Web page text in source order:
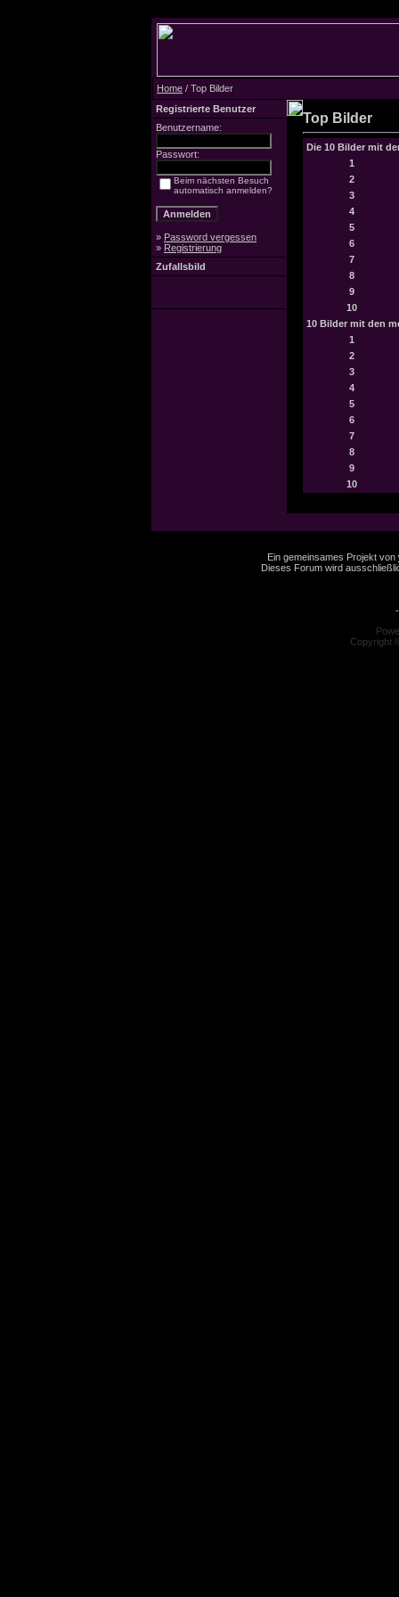
Home / Top Bilder
Registrierte Benutzer
Benutzername:
Passwort:
Beim nächsten Besuch
automatisch anmelden?
» Password vergessen
» Registrierung
Zufallsbild
Top Bilder
Die 10 Bilder mit
1
2
3
4
5
6
7
8
9
10
10 Bilder mit den
1
2
3
4
5
6
7
8
9
10
Ein gemeinsames Projekt von
Dieses Forum wird
Copyright